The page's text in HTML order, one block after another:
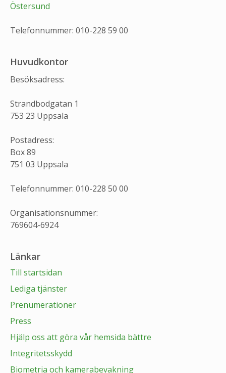
Östersund
Telefonnummer: 010-228 59 00
Huvudkontor
Besöksadress:
Strandbodgatan 1
753 23 Uppsala
Postadress:
Box 89
751 03 Uppsala
Telefonnummer: 010-228 50 00
Organisationsnummer:
769604-6924
Länkar
Till startsidan
Lediga tjänster
Prenumerationer
Press
Hjälp oss att göra vår hemsida bättre
Integritetsskydd
Biometria och kamerabevakning